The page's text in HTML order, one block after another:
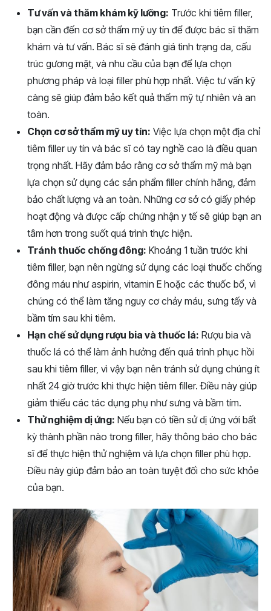
Tư vấn và thăm khám kỹ lưỡng: Trước khi tiêm filler,
bạn cần đến cơ sở thẩm mỹ uy tín để được bác sĩ thăm
khám và tư vấn. Bác sĩ sẽ đánh giá tình trạng da, cấu
trúc gương mặt, và nhu cầu của bạn để lựa chọn
phương pháp và loại filler phù hợp nhất. Việc tư vấn kỹ
càng sẽ giúp đảm bảo kết quả thẩm mỹ tự nhiên và an
toàn.
Chọn cơ sở thẩm mỹ uy tín: Việc lựa chọn một địa chỉ
tiêm filler uy tín và bác sĩ có tay nghề cao là điều quan
trọng nhất. Hãy đảm bảo rằng cơ sở thẩm mỹ mà bạn
lựa chọn sử dụng các sản phẩm filler chính hãng, đảm
bảo chất lượng và an toàn. Những cơ sở có giấy phép
hoạt động và được cấp chứng nhận y tế sẽ giúp bạn an
tâm hơn trong suốt quá trình thực hiện.
Tránh thuốc chống đông: Khoảng 1 tuần trước khi
tiêm filler, bạn nên ngừng sử dụng các loại thuốc chống
đông máu như aspirin, vitamin E hoặc các thuốc bổ, vì
chúng có thể làm tăng nguy cơ chảy máu, sưng tấy và
bầm tím sau khi tiêm.
Hạn chế sử dụng rượu bia và thuốc lá: Rượu bia và
thuốc lá có thể làm ảnh hưởng đến quá trình phục hồi
sau khi tiêm filler, vì vậy bạn nên tránh sử dụng chúng ít
nhất 24 giờ trước khi thực hiện tiêm filler. Điều này giúp
giảm thiểu các tác dụng phụ như sưng và bầm tím.
Thử nghiệm dị ứng: Nếu bạn có tiền sử dị ứng với bất
kỳ thành phần nào trong filler, hãy thông báo cho bác
sĩ để thực hiện thử nghiệm và lựa chọn filler phù hợp.
Điều này giúp đảm bảo an toàn tuyệt đối cho sức khỏe
của bạn.